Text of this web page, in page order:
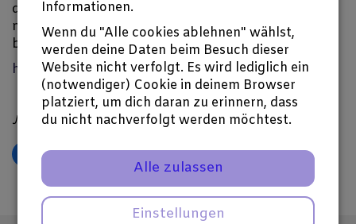
deutschen Kultur- und Literaturbetrieb nicht missen
möchte. Wenn Sie uns unterstützen wollen,
besuchen Sie doch bitte folgende Internetseite:
https://idnetzwerk1.kentaa.de
Jens-Philipp Gründler
𝕏
Informationen.
Wenn du "Alle cookies ablehnen" wählst,
werden deine Daten beim Besuch dieser
Website nicht verfolgt. Es wird lediglich ein
(notwendiger) Cookie in deinem Browser
platziert, um dich daran zu erinnern, dass
du nicht nachverfolgt werden möchtest.
Alle zulassen
Einstellungen